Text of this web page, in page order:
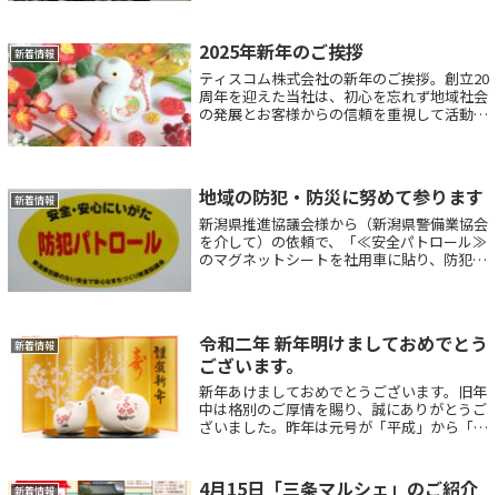
メインの15日（水）はとても天気が...
新着情報 2025年新年のご挨拶
ティスコム株式会社の新年のご挨拶。創立20
周年を迎えた当社は、初心を忘れず地域社会
の発展とお客様からの信頼を重視して活動し
新着情報 地域の防犯・防災に努めて参ります
新潟県推進協議会様から（新潟県警備業協会
を介して）の依頼で、「≪安全パトロール≫
のマグネットシートを社用車に貼り、防犯・
新着情報
令和二年 新年明けましておめでとう
ございます。
新年あけましておめでとうございます。旧年
中は格別のご厚情を賜り、誠にありがとうご
ざいました。昨年は元号が「平成」から「令
り、または消費税が増税され更なる社会保
新着情報 4月15日「三条マルシェ」のご紹介